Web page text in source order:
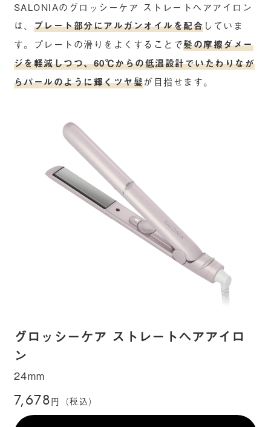
SALONIAのグロッシーケア ストレートヘアアイロン
は、 プレート部分にアルガンオイルを配合していま
す。プレートの滑りをよくすることで髪の摩擦ダメー
ジを軽減しつつ、60℃からの低温設計でいたわりなが
らパールのように輝くツヤ髪が目指せます。
グロッシーケア ストレートヘアアイロ
ン
24mm
7,678円（税込）